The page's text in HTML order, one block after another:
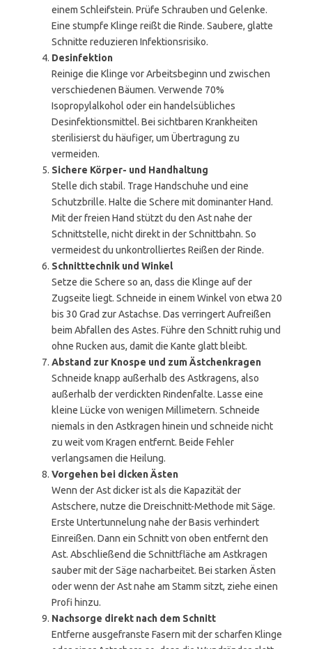
einem Schleifstein. Prüfe Schrauben und Gelenke.
Eine stumpfe Klinge reißt die Rinde. Saubere, glatte
Schnitte reduzieren Infektionsrisiko.
Desinfektion
Reinige die Klinge vor Arbeitsbeginn und zwischen
verschiedenen Bäumen. Verwende 70%
Isopropylalkohol oder ein handelsübliches
Desinfektionsmittel. Bei sichtbaren Krankheiten
sterilisierst du häufiger, um Übertragung zu
vermeiden.
Sichere Körper- und Handhaltung
Stelle dich stabil. Trage Handschuhe und eine
Schutzbrille. Halte die Schere mit dominanter Hand.
Mit der freien Hand stützt du den Ast nahe der
Schnittstelle, nicht direkt in der Schnittbahn. So
vermeidest du unkontrolliertes Reißen der Rinde.
Schnitttechnik und Winkel
Setze die Schere so an, dass die Klinge auf der
Zugseite liegt. Schneide in einem Winkel von etwa 20
bis 30 Grad zur Astachse. Das verringert Aufreißen
beim Abfallen des Astes. Führe den Schnitt ruhig und
ohne Rucken aus, damit die Kante glatt bleibt.
Abstand zur Knospe und zum Ästchenkragen
Schneide knapp außerhalb des Astkragens, also
außerhalb der verdickten Rindenfalte. Lasse eine
kleine Lücke von wenigen Millimetern. Schneide
niemals in den Astkragen hinein und schneide nicht
zu weit vom Kragen entfernt. Beide Fehler
verlangsamen die Heilung.
Vorgehen bei dicken Ästen
Wenn der Ast dicker ist als die Kapazität der
Astschere, nutze die Dreischnitt-Methode mit Säge.
Erste Untertunnelung nahe der Basis verhindert
Einreißen. Dann ein Schnitt von oben entfernt den
Ast. Abschließend die Schnittfläche am Astkragen
sauber mit der Säge nacharbeitet. Bei starken Ästen
oder wenn der Ast nahe am Stamm sitzt, ziehe einen
Profi hinzu.
Nachsorge direkt nach dem Schnitt
Entferne ausgefranste Fasern mit der scharfen Klinge